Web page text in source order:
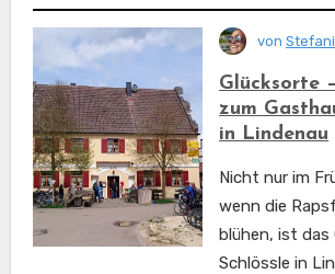
Glücksorte
zum
in Lindenau
von
Nicht nur im
wenn die
blühen, ist das
Schlössle in